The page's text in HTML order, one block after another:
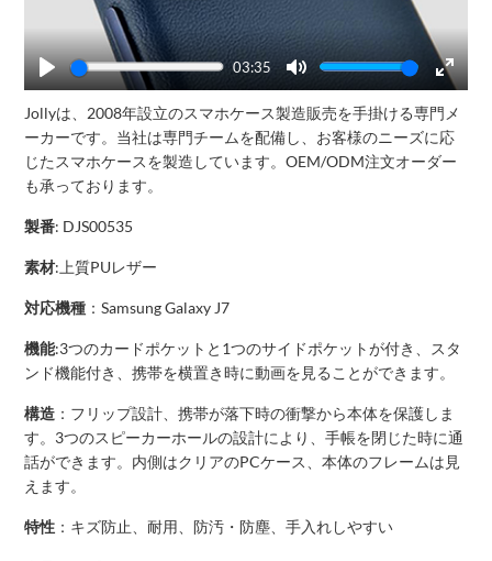
Play
03:35
Mute
Enter
Jollyは、2008年設立のスマホケース製造販売を手掛ける専門メ
ーカーです。当社は専門チームを配備し、お客様のニーズに応
じたスマホケースを製造しています。OEM/ODM注文オーダー
も承っております。
製番: DJS00535
素材:上質PUレザー
対応機種 ：Samsung Galaxy J7
機能:3つのカードポケットと1つのサイドポケットが付き、スタ
ンド機能付き、携帯を横置き時に動画を見ることができます。
構造 ：フリップ設計、携帯が落下時の衝撃から本体を保護しま
す。3つのスピーカーホールの設計により、手帳を閉じた時に通
話ができます。内側はクリアのPCケース、本体のフレームは見
えます。
特性 ：キズ防止、耐用、防汚・防塵、手入れしやすい